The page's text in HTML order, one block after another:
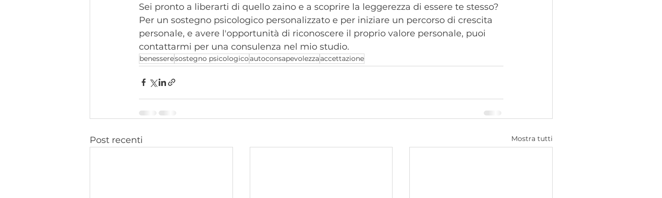
Sei pronto a liberarti di quello zaino e a scoprire la leggerezza di essere te stesso?
Per un sostegno psicologico personalizzato e per iniziare un percorso di crescita
personale, e avere l'opportunità di riconoscere il proprio valore personale, puoi
contattarmi per una consulenza nel mio studio.
benesseresostegno psicologicoautoconsapevolezzaaccettazione
Post recenti Mostra tutti